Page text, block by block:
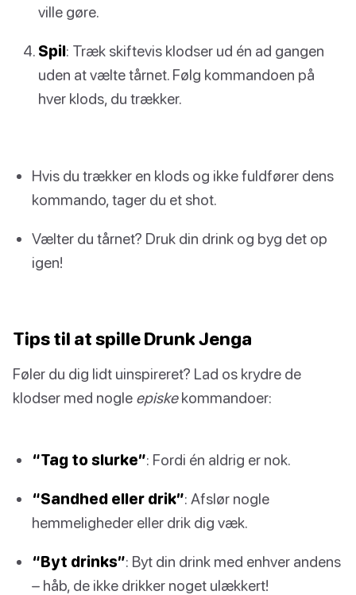
ville gøre.
Spil: Træk skiftevis klodser ud én ad gangen
uden at vælte tårnet. Følg kommandoen på
hver klods, du trækker.
Hvis du trækker en klods og ikke fuldfører dens
kommando, tager du et shot.
Vælter du tårnet? Druk din drink og byg det op
igen!
Tips til at spille Drunk Jenga
Føler du dig lidt uinspireret? Lad os krydre de
klodser med nogle episkekommandoer:
“Tag to slurke”: Fordi én aldrig er nok.
“Sandhed eller drik”: Afslør nogle
hemmeligheder eller drik dig væk.
“Byt drinks”: Byt din drink med enhver andens
– håb, de ikke drikker noget ulækkert!